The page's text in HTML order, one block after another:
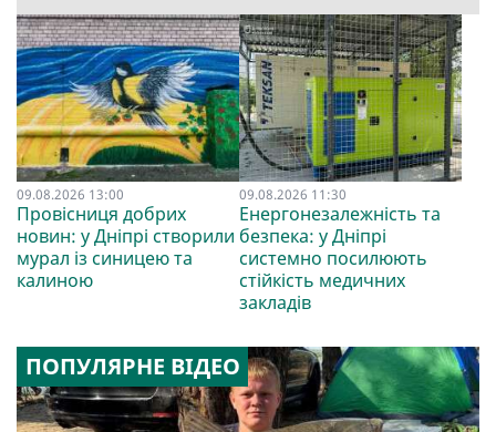
09.08.2026 13:00
Провісниця добрих
новин: у Дніпрі створили
мурал із синицею та
калиною
09.08.2026 11:30
Енергонезалежність та
безпека: у Дніпрі
системно посилюють
стійкість медичних
закладів
ПОПУЛЯРНЕ ВІДЕО